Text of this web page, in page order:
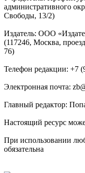
административного
Свободы, 13/2)
Издатель: ООО
(117246, Москва,
76)
Телефон редакции: +7
Электронная почта:
Главный редактор:
Настоящий ресурс
При использовании
обязательна